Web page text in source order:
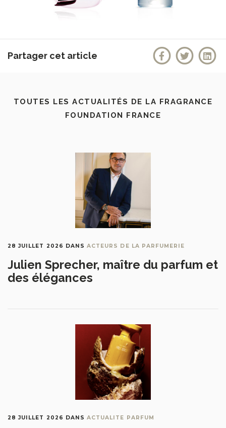
Partager cet article
TOUTES LES ACTUALITÉS DE LA FRAGRANCE
FOUNDATION FRANCE
28 JUILLET 2026 DANSACTEURS DE LA PARFUMERIE
Julien Sprecher, maître du parfum et
des élégances
28 JUILLET 2026 DANSACTUALITE PARFUM